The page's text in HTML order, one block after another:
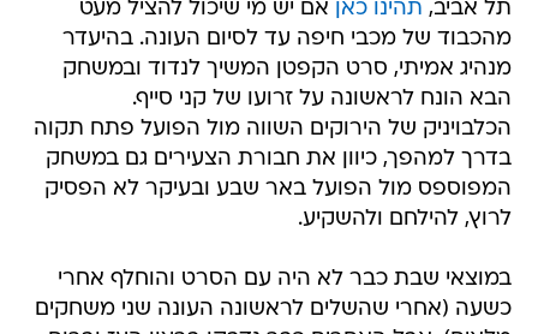
תל אביב, תהינו כאן אם יש מי שיכול להציל מעט
מהכבוד של מכבי חיפה עד לסיום העונה. בהיעדר
מנהיג אמיתי, סרט הקפטן המשיך לנדוד ובמשחק
הבא הונח לראשונה על זרועו של קני סייף.
הכלבויניק של הירוקים השווה מול הפועל פתח תקוה
בדרך למהפך, כיוון את חבורת הצעירים גם במשחק
המפוספס מול הפועל באר שבע ובעיקר לא הפסיק
לרוץ, להילחם ולהשקיע.
במוצאי שבת כבר לא היה עם הסרט והוחלף אחרי
כשעה (אחרי שהשלים לראשונה העונה שני משחקים